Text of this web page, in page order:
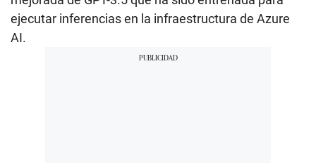
ejecutar inferencias en la infraestructura de Azure
AI.